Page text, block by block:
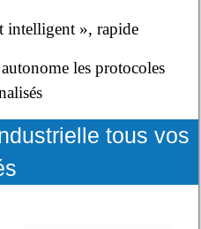
intelligent », rapide
les protocoles
tous vos